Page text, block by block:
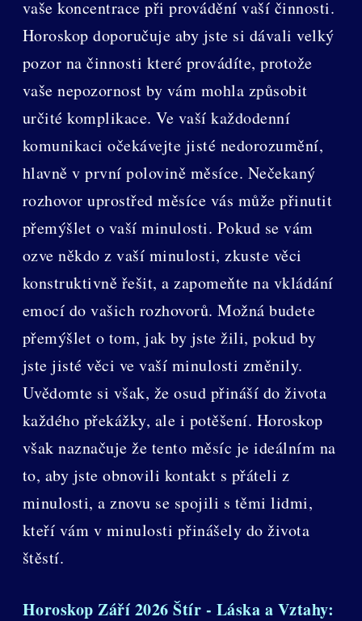
vaše koncentrace při provádění vaší činnosti.
Horoskop doporučuje aby jste si dávali velký
pozor na činnosti které provádíte, protože
vaše nepozornost by vám mohla způsobit
určité komplikace. Ve vaší každodenní
komunikaci očekávejte jisté nedorozumění,
hlavně v první polovině měsíce. Nečekaný
rozhovor uprostřed měsíce vás může přinutit
přemýšlet o vaší minulosti. Pokud se vám
ozve někdo z vaší minulosti, zkuste věci
konstruktivně řešit, a zapomeňte na vkládání
emocí do vašich rozhovorů. Možná budete
přemýšlet o tom, jak by jste žili, pokud by
jste jisté věci ve vaší minulosti změnily.
Uvědomte si však, že osud přináší do života
každého překážky, ale i potěšení. Horoskop
však naznačuje že tento měsíc je ideálním na
to, aby jste obnovili kontakt s přáteli z
minulosti, a znovu se spojili s těmi lidmi,
kteří vám v minulosti přinášely do života
štěstí.
Horoskop Září 2026 Štír - Láska a Vztahy: